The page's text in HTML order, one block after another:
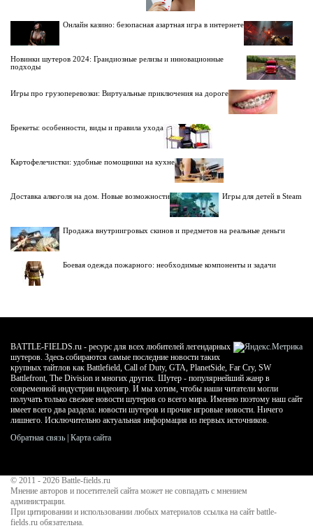
Онлайн казино: безопасная азартная игра в интернете
Новинки шутеров 2024: Грандиозные релизы и инновационные
подходы
Игры про грузоперевозки: Виртуальные приключения на дороге
Брекеты: особенности, виды и правила ухода
Картофелечистки: удобные помощники на кухне
Доставка алкоголя на дом. Новые возможности Игры для детей в Steam
Продажа внутриигровых скинов и предметов на реальные деньги
Боевая одежда пожарного: необходимые компоненты и задачи
BATTLE-FIELDS.ru - ресурс для всех любителей легендарных
шутеров. Здесь собираются самые последние новости таких
крупных тайтлов как Battlefield, Call of Duty, GTA, PlanetSide, Far Cry, SW
Battlefront, The Division и многих других. Шутер - популярнейший жанр в
современной индустрии видеоигр. И мы хотим, чтобы наши читатели могли
получать только свежие новости шутеров со всего мира. Именно поэтому наш сайт
имеет всего два раздела: новости шутеров и прочие игровые новости. Ничего
лишнего. Исключительно актуальная информация из первых источников.
Обратная связь Карта сайта
© 2011 - 2026 Battle-fields.ru
Мнение авторов и посетителей сайта может не совпадать с мнением
администрации.
При цитировании и использовании любых материалов ссылка на сайт battle-
fields.ru обязательна.